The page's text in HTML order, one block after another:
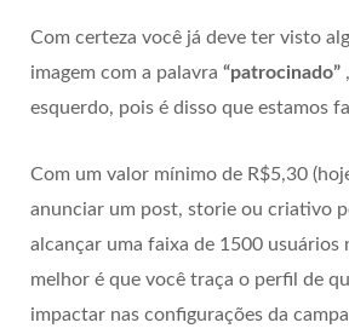
Com certeza você já deve ter visto
imagem com a palavra “patrocinado”
esquerdo, pois é disso que estamos
Com um valor mínimo de R$5,30
anunciar um post, storie ou criativo
alcançar uma faixa de 1500 usuários
melhor é que você traça o perfil de
impactar nas configurações da